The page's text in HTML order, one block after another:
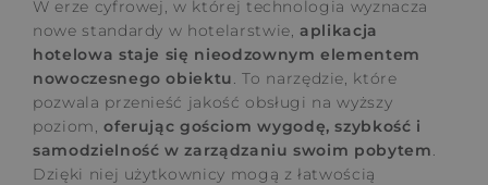
W erze cyfrowej, w której technologia wyznacza
nowe standardy w hotelarstwie,aplikacja
hotelowa staje się nieodzownym elementem
nowoczesnego obiektu. To narzędzie, które
pozwala przenieść jakość obsługi na wyższy
poziom,oferując gościom wygodę, szybkość i
samodzielność w zarządzaniu swoim pobytem.
Dzięki niej użytkownicy mogą z łatwością